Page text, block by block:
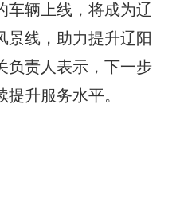
车辆上线，将成为辽
景线，助力提升辽阳
负责人表示，下一步
升服务水平。